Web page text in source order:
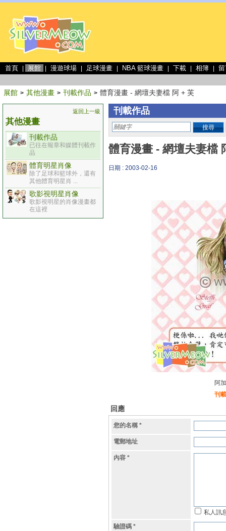
首頁 展館 漫遊球場 足球漫畫 NBA 籃球漫畫 下載 相簿
展館 > 其他漫畫 > 刊載作品 > 體育漫畫 - 網壇夫妻檔 阿 + 芙
返回上一級
其他漫畫
刊載作品
已往在報章和媒體刊載作
品
體育明星肖像
除了足球和籃球外，還有
其他體育明星肖 ...
歌影視明星肖像
歌影視明星的肖像漫畫都
在這裡
刊載作品
搜尋
體育漫畫 - 網壇夫妻檔
日期 : 2003-02-16
阿
刊
回應
您的名稱 *
電郵地址
內容 *
私人訊
驗證碼 *